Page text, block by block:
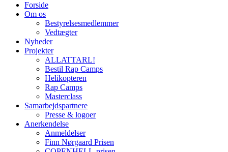
Forside
Om os
Bestyrelsesmedlemmer
Vedtægter
Nyheder
Projekter
ALLATTARL!
Bestil Rap Camps
Helikopteren
Rap Camps
Masterclass
Samarbejdspartnere
Presse & logoer
Anerkendelse
Anmeldelser
Finn Nørgaard Prisen